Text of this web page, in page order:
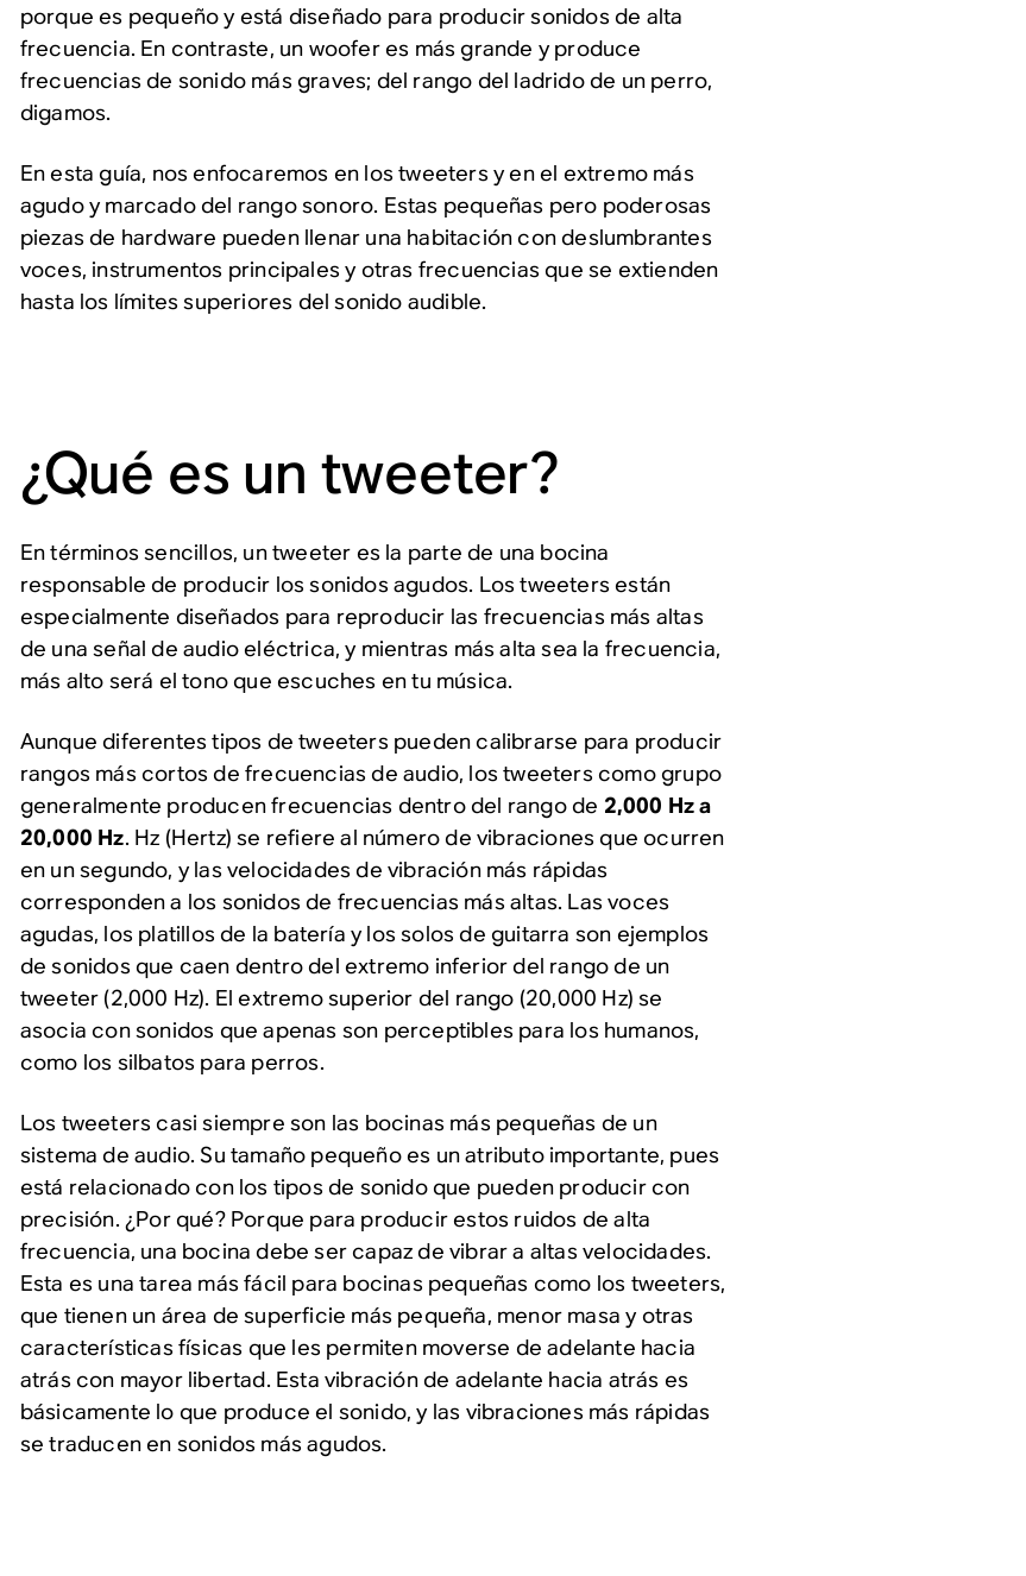
porque es pequeño y está diseñado para producir sonidos de alta
frecuencia. En contraste, un woofer es más grande y produce
frecuencias de sonido más graves; del rango del ladrido de un perro,
digamos.
En esta guía, nos enfocaremos en los tweeters y en el extremo más
agudo y marcado del rango sonoro. Estas pequeñas pero poderosas
piezas de hardware pueden llenar una habitación con deslumbrantes
voces, instrumentos principales y otras frecuencias que se extienden
hasta los límites superiores del sonido audible.
¿Qué es un tweeter?
En términos sencillos, un tweeter es la parte de una bocina
responsable de producir los sonidos agudos. Los tweeters están
especialmente diseñados para reproducir las frecuencias más altas
de una señal de audio eléctrica, y mientras más alta sea la frecuencia,
más alto será el tono que escuches en tu música.
Aunque diferentes tipos de tweeters pueden calibrarse para producir
rangos más cortos de frecuencias de audio, los tweeters como grupo
generalmente producen frecuencias dentro del rango de 2,000 Hz a
20,000 Hz. Hz (Hertz) se refiere al número de vibraciones que ocurren
en un segundo, y las velocidades de vibración más rápidas
corresponden a los sonidos de frecuencias más altas. Las voces
agudas, los platillos de la batería y los solos de guitarra son ejemplos
de sonidos que caen dentro del extremo inferior del rango de un
tweeter (2,000 Hz). El extremo superior del rango (20,000 Hz) se
asocia con sonidos que apenas son perceptibles para los humanos,
como los silbatos para perros.
Los tweeters casi siempre son las bocinas más pequeñas de un
sistema de audio. Su tamaño pequeño es un atributo importante, pues
está relacionado con los tipos de sonido que pueden producir con
precisión. ¿Por qué? Porque para producir estos ruidos de alta
frecuencia, una bocina debe ser capaz de vibrar a altas velocidades.
Esta es una tarea más fácil para bocinas pequeñas como los tweeters,
que tienen un área de superficie más pequeña, menor masa y otras
características físicas que les permiten moverse de adelante hacia
atrás con mayor libertad. Esta vibración de adelante hacia atrás es
básicamente lo que produce el sonido, y las vibraciones más rápidas
se traducen en sonidos más agudos.